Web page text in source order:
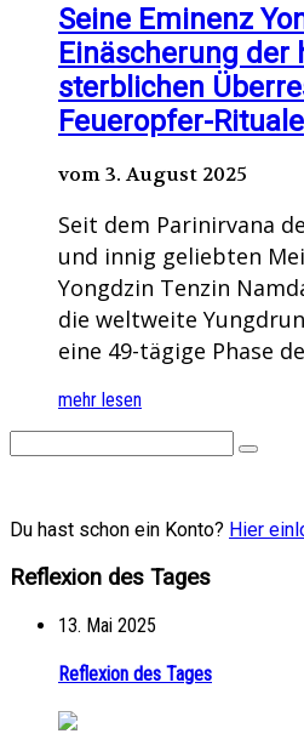
Seine Eminenz
Einäscherung der
sterblichen
Feueropfer-Rituale
vom 3. August 2025
Seit dem Parinirvana
und innig geliebten
Yongdzin Tenzin
die weltweite
eine 49-tägige Phase
mehr lesen
Du hast schon ein Konto? Hier
Reflexion des Tages
13. Mai 2025
Reflexion des Tages